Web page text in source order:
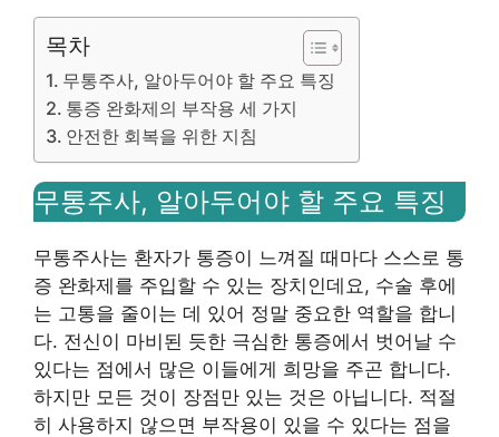
목차
무통주사, 알아두어야 할 주요 특징
통증 완화제의 부작용 세 가지
안전한 회복을 위한 지침
무통주사, 알아두어야 할 주요 특징
무통주사는 환자가 통증이 느껴질 때마다 스스로 통
증 완화제를 주입할 수 있는 장치인데요, 수술 후에
는 고통을 줄이는 데 있어 정말 중요한 역할을 합니
다. 전신이 마비된 듯한 극심한 통증에서 벗어날 수
있다는 점에서 많은 이들에게 희망을 주곤 합니다.
하지만 모든 것이 장점만 있는 것은 아닙니다. 적절
히 사용하지 않으면 부작용이 있을 수 있다는 점을